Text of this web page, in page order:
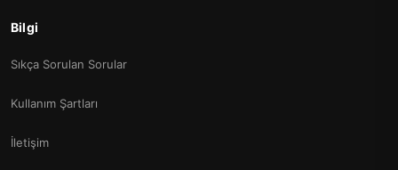
Bilgi
Sıkça Sorulan Sorular
Kullanım Şartları
İletişim